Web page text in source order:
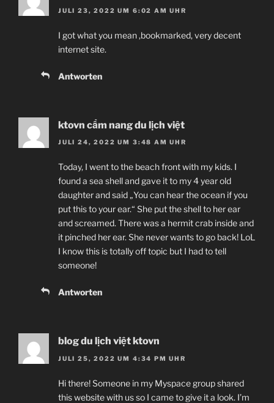
JULI 23, 2022 UM 6:02 AM UHR
I got what you mean ,bookmarked, very decent
internet site.
Antworten
ktovn cẩm nang du lịch việt
JULI 24, 2022 UM 3:48 AM UHR
Today, I went to the beach front with my kids. I
found a sea shell and gave it to my 4 year old
daughter and said „You can hear the ocean if you
put this to your ear.“ She put the shell to her ear
and screamed. There was a hermit crab inside and
it pinched her ear. She never wants to go back! LoL
I know this is totally off topic but I had to tell
someone!
Antworten
blog du lịch việt ktovn
JULI 25, 2022 UM 4:34 PM UHR
Hi there! Someone in my Myspace group shared
this website with us so I came to give it a look. I’m